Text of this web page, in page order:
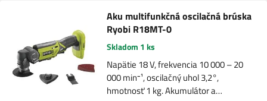
Aku multifunkčná oscilačná brúska
Ryobi R18MT-0
Skladom 1 ks
Napätie 18 V, frekvencia 10 000 – 20
000 min⁻¹, oscilačný uhol 3,2°,
hmotnosť 1 kg. Akumulátor a…